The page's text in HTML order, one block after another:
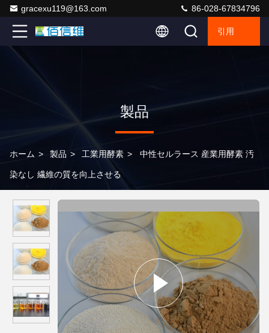
gracexu119@163.com 86-028-67834796
引用
製品
ホーム > 製品 > 工業用酵素 > 中性セルラース 産業用酵素 汚
染なし 繊維の質を向上させる